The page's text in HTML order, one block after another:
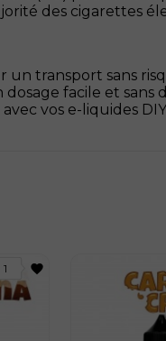
des cigarettes
un transport sans
facile et sans
vos e-liquides
favorite
1